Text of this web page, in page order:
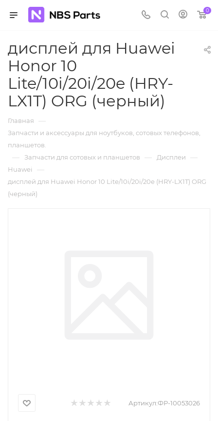
0
дисплей для Huawei
Honor 10
Lite/10i/20i/20e (HRY-
LX1T) ORG (черный)
Главная —
Запчасти и аксессуары для ноутбуков, сотовых телефонов,
планшетов.
— Запчасти для сотовых и планшетов — Дисплеи —
Huawei —
дисплей для Huawei Honor 10 Lite/10i/20i/20e (HRY-LX1T) ORG
(черный)
Артикул:ФР-10053026